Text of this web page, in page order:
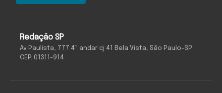
Redação SP
Av Paulista, 777 4º andar cj 41 Bela Vista, São Paulo-SP
CEP: 01311-914